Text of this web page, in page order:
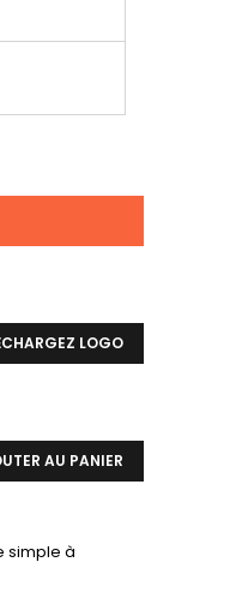
LOGO
AU PANIER
simple à